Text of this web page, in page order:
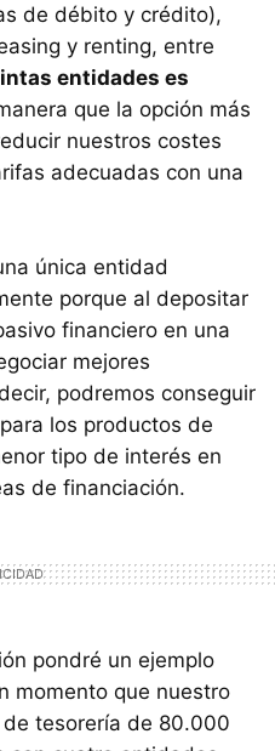
de débito y crédito),
y renting, entre
entidades es
que la opción más
nuestros costes
adecuadas con una
única entidad
porque al depositar
financiero en una
mejores
podremos conseguir
los productos de
tipo de interés en
de financiación.
pondré un ejemplo
momento que nuestro
tesorería de 80.000